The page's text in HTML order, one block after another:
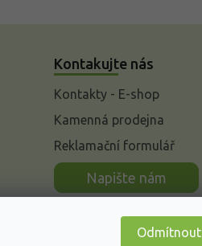
Odmítnout
Kontakujte nás
Kontakty - E-shop
Kamenná prodejna
Reklamační formulář
Napište nám